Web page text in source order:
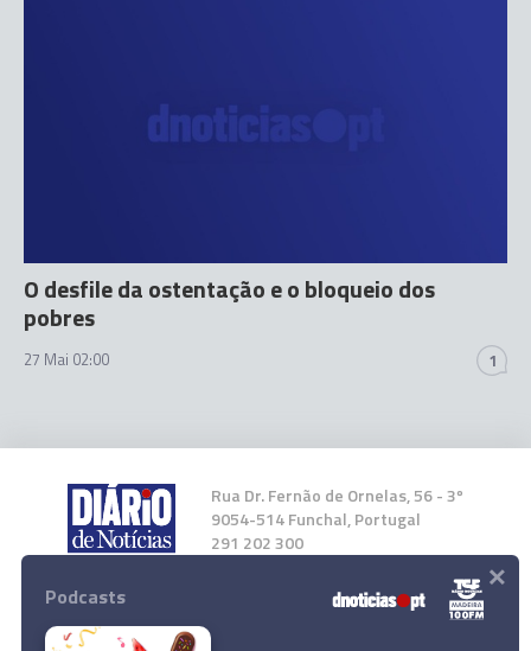
O desfile da ostentação e o bloqueio dos
pobres
27 Mai 02:00 1
Rua Dr. Fernão de Ornelas, 56 - 3º
9054-514 Funchal, Portugal
291 202 300
Instale a nossa App
Podcasts ×